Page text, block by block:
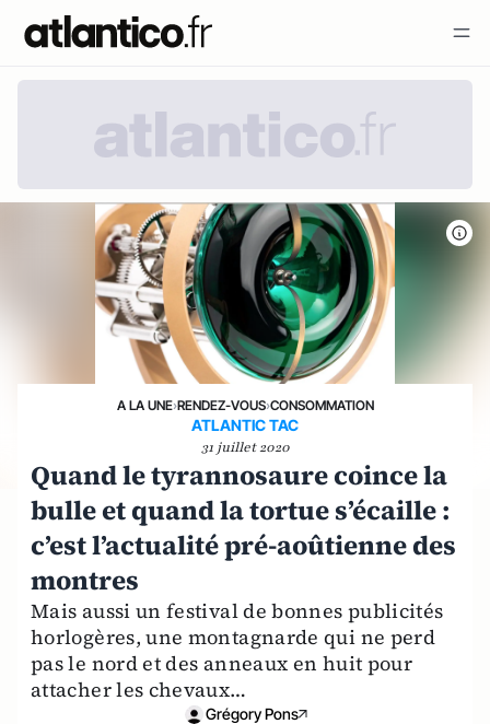
A LA UNE›RENDEZ-VOUS›CONSOMMATION
ATLANTIC TAC
31 juillet 2020
Quand le tyrannosaure coince la
bulle et quand la tortue s’écaille :
c’est l’actualité pré-aoûtienne des
montres
Mais aussi un festival de bonnes publicités
horlogères, une montagnarde qui ne perd
pas le nord et des anneaux en huit pour
attacher les chevaux…
Grégory Pons